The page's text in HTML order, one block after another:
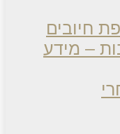
חיובים
– מידע